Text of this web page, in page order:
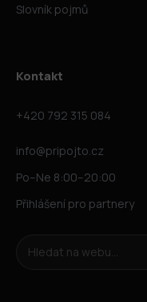
Slovník pojmů
Kontakt
+420 792 315 084
info@pripojto.cz
Po–Ne 8:00–20:00
Přihlášení pro partnery
Hledat na webu